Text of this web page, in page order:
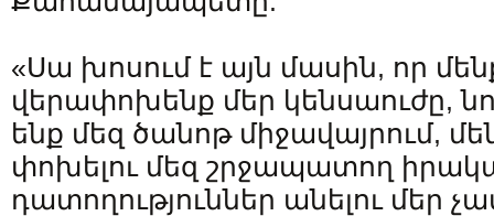
«Սա խոսում է այն մասին, որ
վերափոխենք մեր կենսաուժը,
ենք մեզ ծանոթ միջավայրում,
փոխելու մեզ շրջապատող
դատողություններ անելու մեր